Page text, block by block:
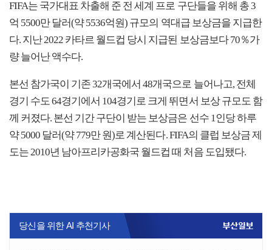
FIFA는 국가대표 차출해 준 전 세계 프로 구단들을 위해 총 3
억 5500만 달러(약 5536억원) 규모의 역대급 보상금을 지급한
다. 지난 2022 카타르 월드컵 당시 지급된 보상금보다 70％가
량 늘어난 액수다.
본선 참가국이 기존 32개국에서 48개국으로 늘어나고, 전체
경기 수도 64경기에서 104경기로 크게 뛰면서 보상 규모도 함
께 커졌다. 본선 기간 구단이 받는 보상금은 선수 1인당 하루
약 5000 달러(약 779만 원)로 계산된다. FIFA의 클럽 보상금 제
도는 2010년 남아프리카공화국 월드컵 때 처음 도입됐다.